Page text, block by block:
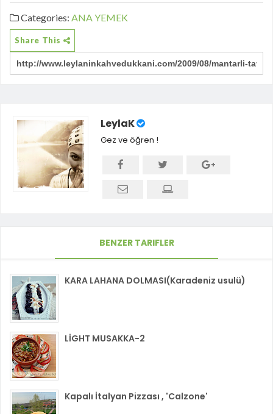
Categories: ANA YEMEK
Share This
LeylaK
Gez ve öğren !
BENZER TARIFLER
KARA LAHANA DOLMASI(Karadeniz usulü)
LİGHT MUSAKKA-2
Kapalı İtalyan Pizzası , 'Calzone'